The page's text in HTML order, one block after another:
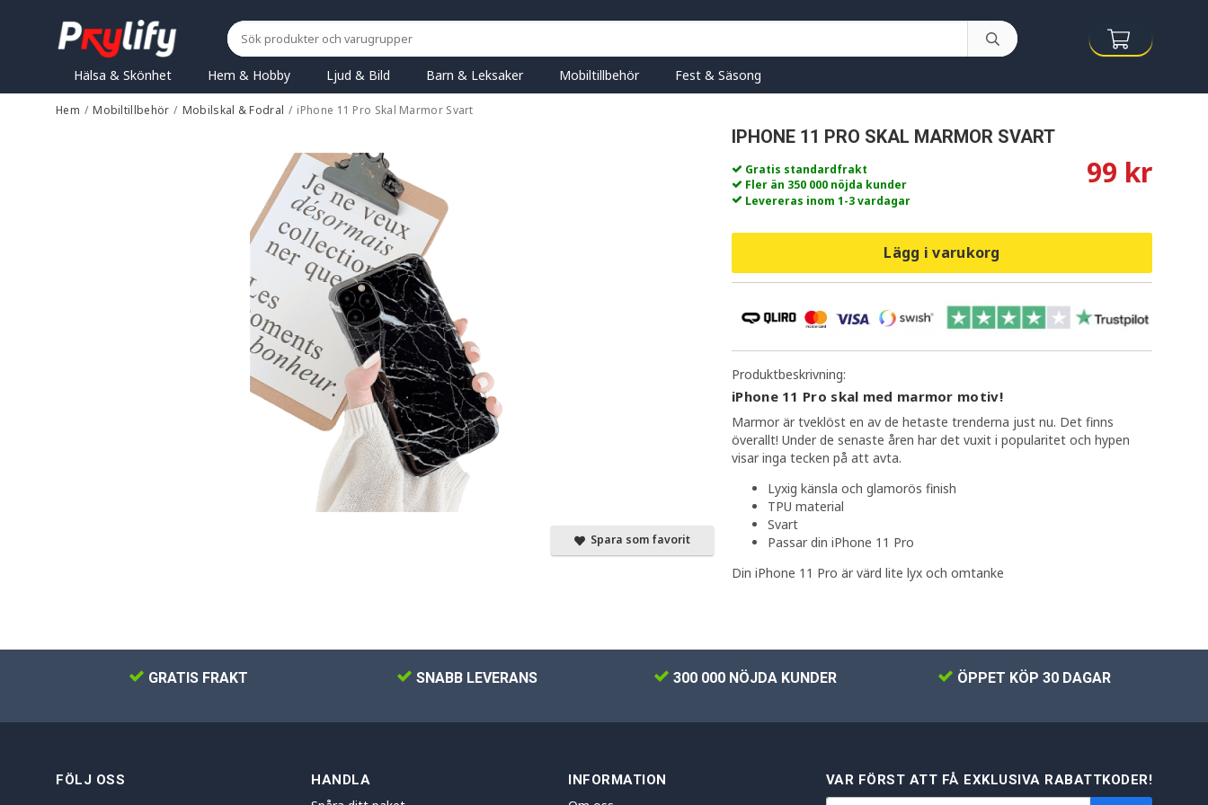
Hälsa & Skönhet Hem & Hobby Ljud & Bild Barn & Leksaker Mobiltillbehör Fest & Säsong
Hem / Mobiltillbehör / Mobilskal & Fodral / iPhone 11 Pro Skal Marmor Svart
IPHONE 11 PRO SKAL MARMOR SVART
Gratis standardfrakt
Fler än 350 000 nöjda kunder
Levereras inom 1-3 vardagar
99 kr
Lägg i varukorg
Produktbeskrivning:
iPhone 11 Pro skal med marmor motiv!
Marmor är tveklöst en av de hetaste trenderna just nu. Det finns
överallt! Under de senaste åren har det vuxit i popularitet och hypen
visar inga tecken på att avta.
Lyxig känsla och glamorös finish
TPU material
Svart
Passar din iPhone 11 Pro
Din iPhone 11 Pro är värd lite lyx och omtanke
Spara som favorit
GRATIS FRAKT SNABB LEVERANS 300 000 NÖJDA KUNDER ÖPPET KÖP 30 DAGAR
FÖLJ OSS HANDLA INFORMATION VAR FÖRST ATT FÅ EXKLUSIVA RABATTKODER!